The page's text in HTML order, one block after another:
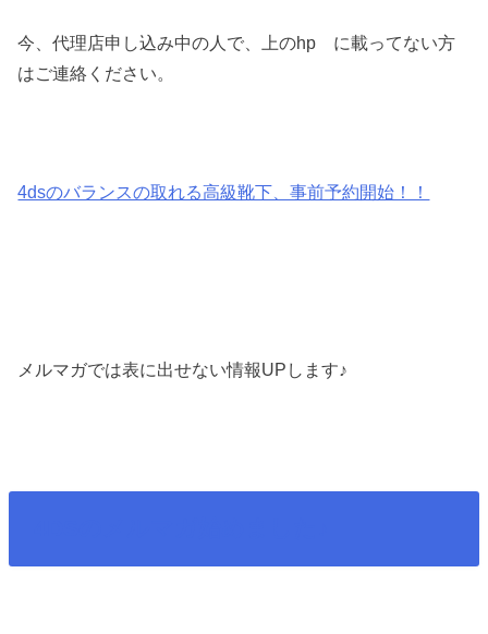
今、代理店申し込み中の人で、上のhp に載ってない方
はご連絡ください。
4dsのバランスの取れる高級靴下、事前予約開始！！
メルマガでは表に出せない情報UPします♪